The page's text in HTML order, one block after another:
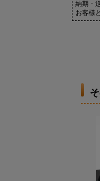
納期・
お客様